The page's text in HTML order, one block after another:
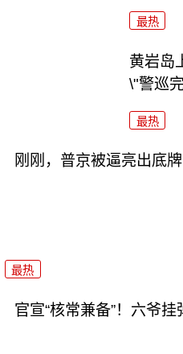
最热
黄岩岛
\"警巡
最热
刚刚，普京被逼亮出底
最热
官宣“核常兼备”！六爷